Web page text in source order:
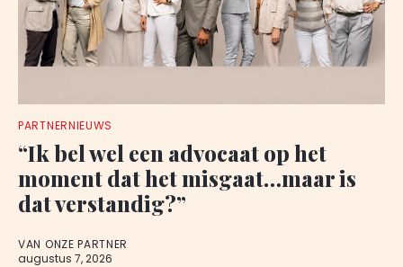
PARTNERNIEUWS
“Ik bel wel een advocaat op het
moment dat het misgaat…maar is
dat verstandig?”
VAN ONZE PARTNER
augustus 7, 2026